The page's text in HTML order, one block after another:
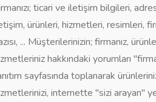
ticari ve iletişim bilgileri,
ürünleri, hizmetleri, resimleri,
... Müşterilerinizin; firmanız,
hakkındaki yorumları
sayfasında toplanarak
internette "sizi arayan"